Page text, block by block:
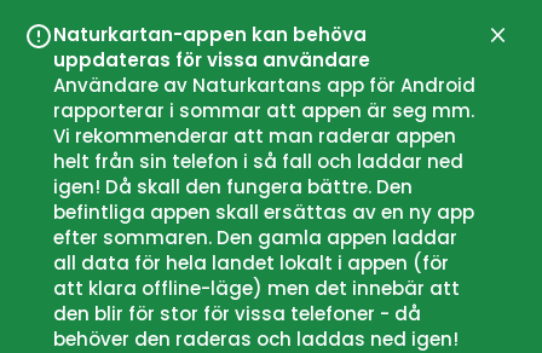
Naturkartan-appen kan behöva
uppdateras för vissa användare
Användare av Naturkartans app för Android
rapporterar i sommar att appen är seg mm.
Vi rekommenderar att man raderar appen
helt från sin telefon i så fall och laddar ned
igen! Då skall den fungera bättre. Den
befintliga appen skall ersättas av en ny app
efter sommaren. Den gamla appen laddar
all data för hela landet lokalt i appen (för
att klara offline-läge) men det innebär att
den blir för stor för vissa telefoner - då
behöver den raderas och laddas ned igen!